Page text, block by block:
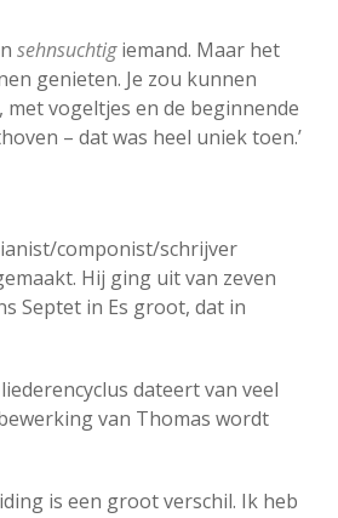
sehnsuchtigiemand. Maar het
genieten. Je zou kunnen
vogeltjes en de beginnende
– dat was heel uniek toen.’
componist/schrijver
Hij ging uit van zeven
Septet in Es groot, dat in
dateert van veel
van Thomas wordt
is een groot verschil. Ik heb